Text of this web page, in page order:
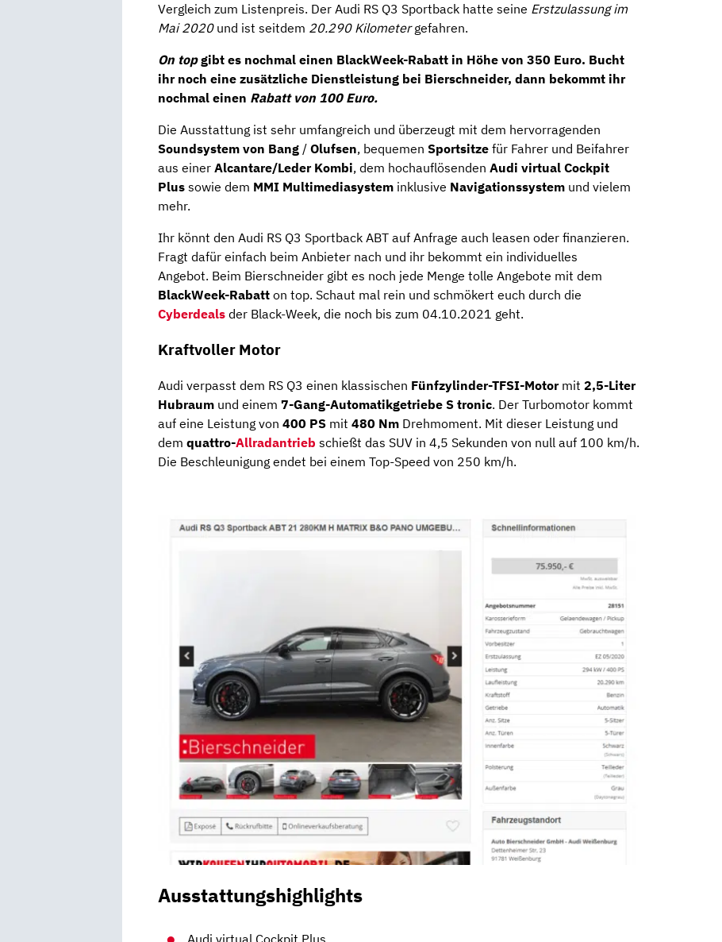
Vergleich zum Listenpreis. Der Audi RS Q3 Sportback hatte seine Erstzulassung im
Mai 2020und ist seitdem 20.290 Kilometergefahren.
On topgibt es nochmal einen BlackWeek-Rabatt in Höhe von 350 Euro. Bucht
ihr noch eine zusätzliche Dienstleistung bei Bierschneider, dann bekommt ihr
nochmal einen Rabatt von 100 Euro.
Die Ausstattung ist sehr umfangreich und überzeugt mit dem hervorragenden
Soundsystem von Bang / Olufsen, bequemen Sportsitze für Fahrer und Beifahrer
aus einer Alcantare/Leder Kombi, dem hochauflösenden Audi virtual Cockpit
Plus sowie dem MMI Multimediasystem inklusive Navigationssystem und vielem
mehr.
Ihr könnt den Audi RS Q3 Sportback ABT auf Anfrage auch leasen oder finanzieren.
Fragt dafür einfach beim Anbieter nach und ihr bekommt ein individuelles
Angebot. Beim Bierschneider gibt es noch jede Menge tolle Angebote mit dem
BlackWeek-Rabatt on top. Schaut mal rein und schmökert euch durch die
Cyberdeals der Black-Week, die noch bis zum 04.10.2021 geht.
Kraftvoller Motor
Audi verpasst dem RS Q3 einen klassischen Fünfzylinder-TFSI-Motormit 2,5-Liter
Hubraum und einem 7-Gang-Automatikgetriebe S tronic. Der Turbomotor kommt
auf eine Leistung von 400 PS mit 480 Nm Drehmoment. Mit dieser Leistung und
dem quattro-Allradantrieb schießt das SUV in 4,5 Sekunden von null auf 100 km/h.
Die Beschleunigung endet bei einem Top-Speed von 250 km/h.
Ausstattungshighlights